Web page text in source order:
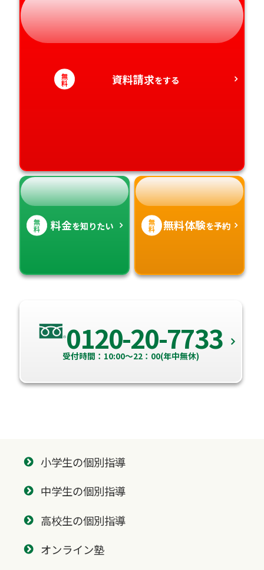
静岡県
和歌山県
徳島県
大分県
無
料 資料請求をする
無
料 料金を知りたい 無
料 無料体験を予約
0120-20-7733
受付時間：10:00～22：00(年中無休)
小学生の個別指導
中学生の個別指導
高校生の個別指導
オンライン塾